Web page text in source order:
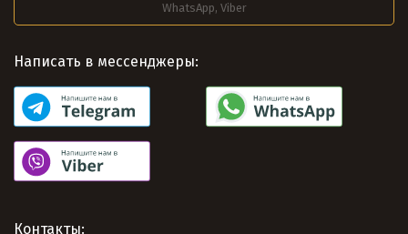
WhatsApp, Viber
Написать в мессенджеры:
Контакты: